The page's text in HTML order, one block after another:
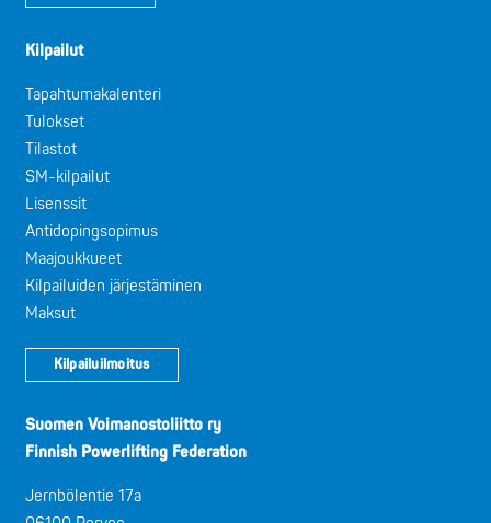
Kilpailut
Tapahtumakalenteri
Tulokset
Tilastot
SM-kilpailut
Lisenssit
Antidopingsopimus
Maajoukkueet
Kilpailuiden järjestäminen
Maksut
Kilpailuilmoitus
Suomen Voimanostoliitto ry
Finnish Powerlifting Federation
Jernbölentie 17a